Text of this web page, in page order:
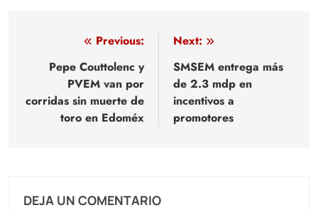
Navegación
entradas
Previous:
Pepe Couttolenc y
PVEM van por
corridas sin muerte de
toro en Edoméx
Next:
SMSEM entrega más
de 2.3 mdp en
incentivos a
promotores
DEJA UN COMENTARIO